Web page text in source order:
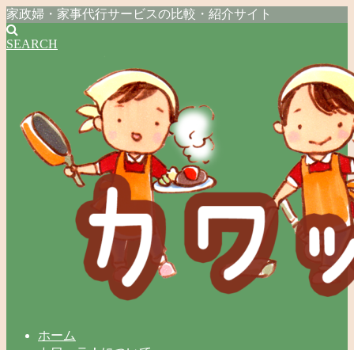
家政婦・家事代行サービスの比較・紹介サイト
SEARCH
ホーム